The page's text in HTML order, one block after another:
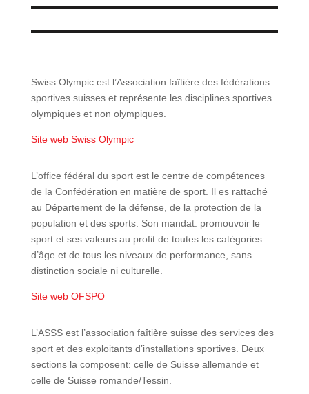
Swiss Olympic est l’Association faîtière des fédérations
sportives suisses et représente les disciplines sportives
olympiques et non olympiques.
Site web Swiss Olympic
L’office fédéral du sport est le centre de compétences
de la Confédération en matière de sport. Il es rattaché
au Département de la défense, de la protection de la
population et des sports. Son mandat: promouvoir le
sport et ses valeurs au profit de toutes les catégories
d’âge et de tous les niveaux de performance, sans
distinction sociale ni culturelle.
Site web OFSPO
L’ASSS est l’association faîtière suisse des services des
sport et des exploitants d’installations sportives. Deux
sections la composent: celle de Suisse allemande et
celle de Suisse romande/Tessin.